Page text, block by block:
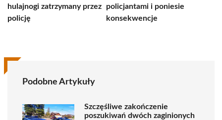
hulajnogi zatrzymany przez
policję
policjantami i poniesie
konsekwencje
Podobne Artykuły
Szczęśliwe zakończenie
poszukiwań dwóch zaginionych